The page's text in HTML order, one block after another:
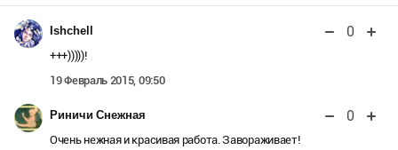
Ishchell 0
+++)))))!
19 Февраль 2015, 09:50
Риничи Снежная 0
Очень нежная и красивая работа. Завораживает!